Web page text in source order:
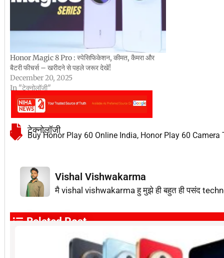
Honor Magic 8 Pro : स्पेसिफिकेशन, कीमत, कैमरा और
बैटरी फीचर्स – खरीदने से पहले जरूर देखें!
December 20, 2025
In "टेक्नोलॉजी"
टेक्नोलॉजी
Buy Honor Play 60 Online India, Honor Play 60 Camera
Vishal Vishwakarma
मै vishal vishwakarma हु मुझे ही बहुत ही पसंद
Related Post